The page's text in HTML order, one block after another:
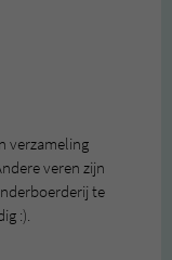
verzameling
veren zijn
te
:).